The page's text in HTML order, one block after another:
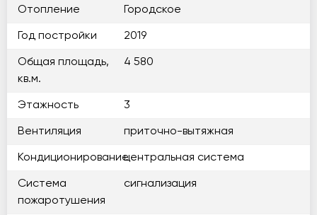
Отопление Городское
Год постройки 2019
Общая площадь,
кв.м.
4 580
Этажность 3
Вентиляция приточно-вытяжная
Кондиционированиецентральная система
Система
пожаротушения
сигнализация